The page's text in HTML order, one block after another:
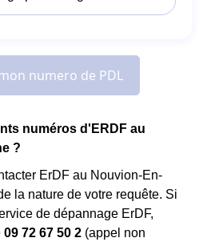
numéros d'ERDF au
?
ErDF au Nouvion-En-
la nature de votre requête. Si
de dépannage ErDF,
09 72 67 50 2 (appel non